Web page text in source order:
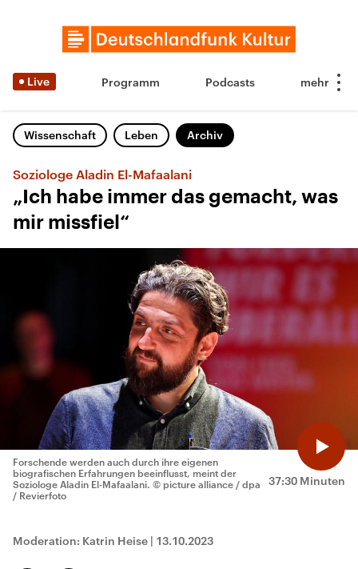
Live Programm Podcasts
Wissenschaft Leben Archiv
Soziologe Aladin El-Mafaalani
„Ich habe immer das gemacht, was
mir missfiel“
37:30 Minuten
Forschende werden auch durch ihre eigenen
biografischen Erfahrungen beeinflusst, meint der
Soziologe Aladin El-Mafaalani. © picture alliance / dpa
/ Revierfoto
Moderation: Katrin Heise | 13.10.2023